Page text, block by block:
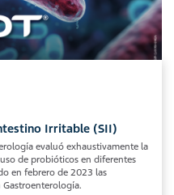
Irritable (SII)
evaluó exhaustivamente la
de probióticos en diferentes
en febrero de 2023 las
Gastroenterología.